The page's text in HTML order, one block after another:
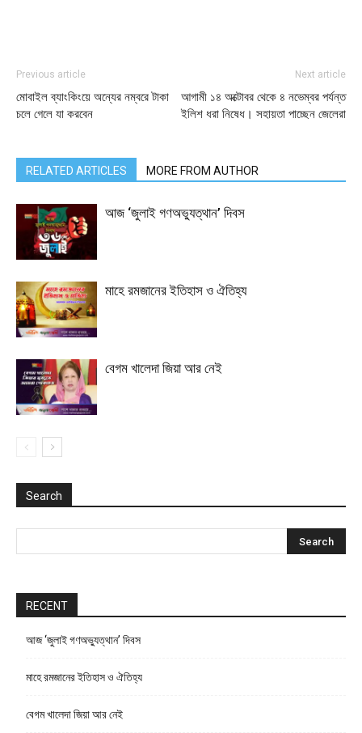
Previous article
মোবাইল ব্যাংকিংয়ে অন্যের নম্বরে টাকা
চলে গেলে যা করবেন
Next article
আগামী ১৪ অক্টোবর থেকে ৪ নভেম্বর পর্যন্ত
ইলিশ ধরা নিষেধ। সহায়তা পাচ্ছেন জেলেরা
RELATED ARTICLES MORE FROM AUTHOR
আজ ‘জুলাই গণঅভ্যুত্থান’ দিবস
মাহে রমজানের ইতিহাস ও ঐতিহ্য
বেগম খালেদা জিয়া আর নেই
Search
RECENT
আজ ‘জুলাই গণঅভ্যুত্থান’ দিবস
মাহে রমজানের ইতিহাস ও ঐতিহ্য
বেগম খালেদা জিয়া আর নেই